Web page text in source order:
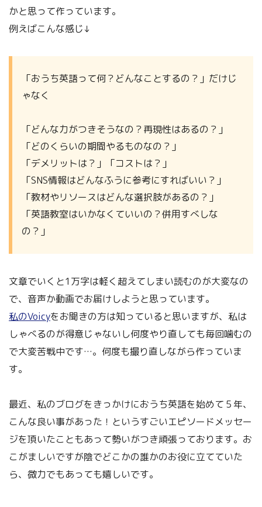
かと思って作っています。
例えばこんな感じ↓
「おうち英語って何？どんなことするの？」だけじ
ゃなく
「どんな力がつきそうなの？再現性はあるの？」
「どのくらいの期間やるものなの？」
「デメリットは？」「コストは？」
「SNS情報はどんなふうに参考にすればいい？」
「教材やリソースはどんな選択肢があるの？」
「英語教室はいかなくていいの？併用すべしな
の？」
文章でいくと1万字は軽く超えてしまい読むのが大変なの
で、音声か動画でお届けしようと思っています。
私のVoicyをお聞きの方は知っていると思いますが、私は
しゃべるのが得意じゃないし何度やり直しても毎回噛むの
で大変苦戦中です…。何度も撮り直しながら作っていま
す。
最近、私のブログをきっかけにおうち英語を始めて５年、
こんな良い事があった！というすごいエピソードメッセー
ジを頂いたこともあって勢いがつき頑張っております。お
こがましいですが陰でどこかの誰かのお役に立てていた
ら、微力でもあっても嬉しいです。